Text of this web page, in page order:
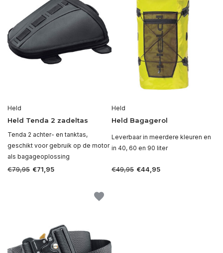
Held
Held Tenda 2 zadeltas
Tenda 2 achter- en tanktas,
geschikt voor gebruik op de motor
als bagageoplossing
€79,95 €71,95
Held
Held Bagagerol
Leverbaar in meerdere kleuren en
in 40, 60 en 90 liter
€49,95 €44,95